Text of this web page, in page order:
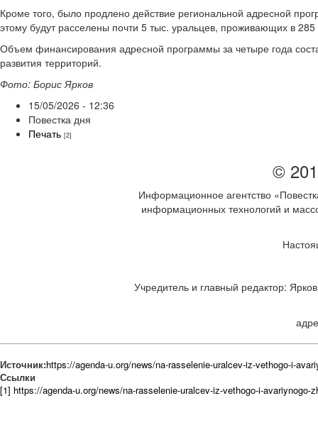
Кроме того, было продлено действие региональной адресной
этому будут расселены почти 5 тыс. уральцев, проживающих в
Объем финансирования адресной программы за четыре года
развития территорий.
Фото: Борис Ярков
15/05/2026 - 12:36
Повестка дня
Печать [2]
©
Информационное агентство
информационных технологий и
Учредитель и главный редактор:
Источник:https://agenda-u.org/news/na-rasselenie-uralcev-iz-vethogo-i-
Ссылки
[1] https://agenda-u.org/news/na-rasselenie-uralcev-iz-vethogo-i-avariynogo-